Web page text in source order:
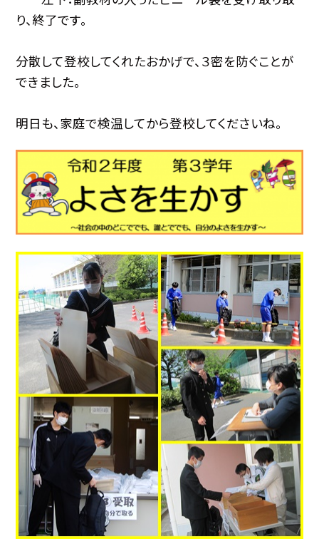
り、終了です。
分散して登校してくれたおかげで、３密を防ぐことが
できました。
明日も、家庭で検温してから登校してくださいね。